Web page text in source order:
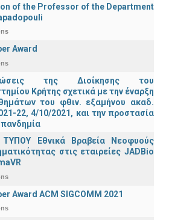
of the Professor of the Department
Award
της Διοίκησης του
Κρήτης σχετικά με την έναρξη
του φθιν. εξαμήνου ακαδ.
22, 4/10/2021, και την προστασία
Εθνικά Βραβεία Νεοφυούς
στις εταιρείες JADBio
Award ACM SIGCOMM 2021